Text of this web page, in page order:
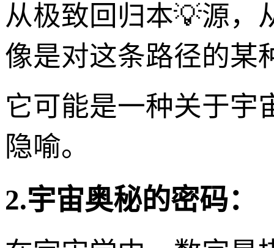
从极致回归本💡源，
像是对这条路径的某
它可能是一种关于宇
隐喻。
2.宇宙奥秘的密码：